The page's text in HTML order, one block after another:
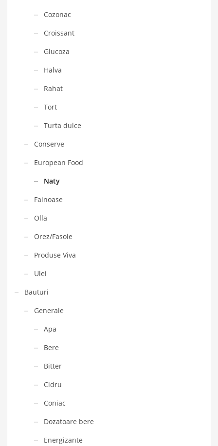
Cozonac
Croissant
Glucoza
Halva
Rahat
Tort
Turta dulce
Conserve
European Food
Naty
Fainoase
Olla
Orez/Fasole
Produse Viva
Ulei
Bauturi
Generale
Apa
Bere
Bitter
Cidru
Coniac
Dozatoare bere
Energizante